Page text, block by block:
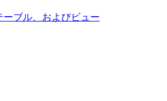
ブル、およびビュー